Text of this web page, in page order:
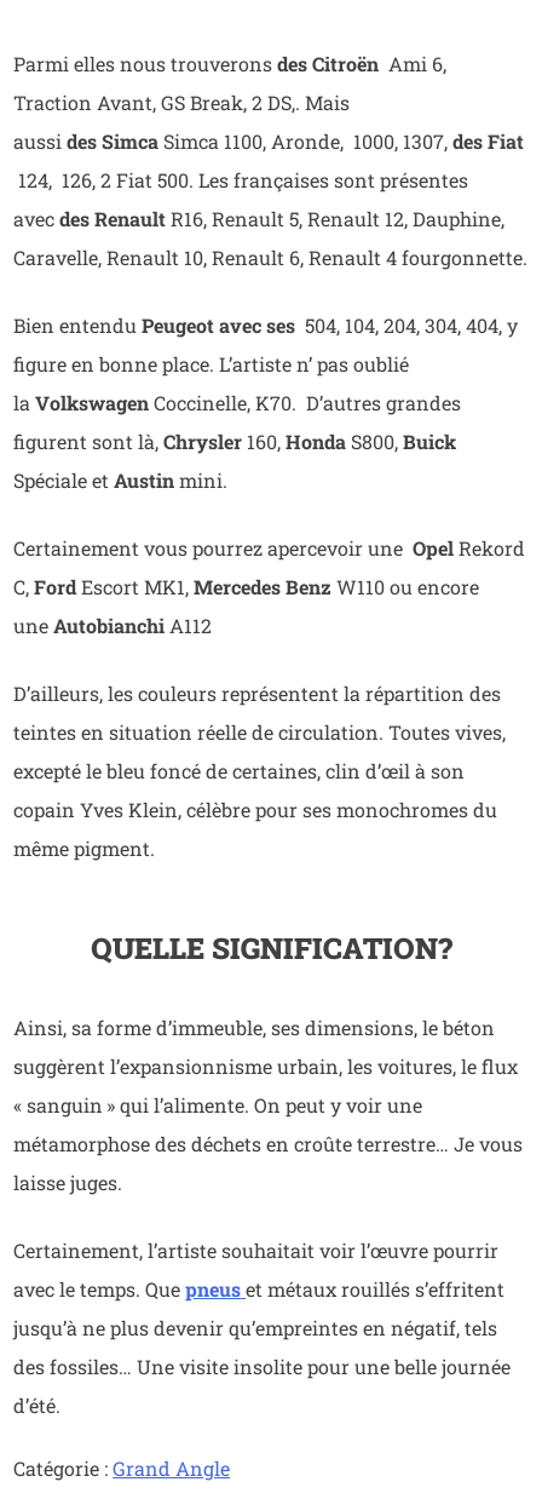
Parmi elles nous trouveronsdes Citroën Ami 6,
Traction Avant, GS Break, 2 DS,. Mais
aussides Simca Simca 1100, Aronde, 1000, 1307,des Fiat
124, 126, 2 Fiat 500. Les françaises sont présentes
avecdes RenaultR16, Renault 5, Renault 12, Dauphine,
Caravelle, Renault 10, Renault 6, Renault 4 fourgonnette.
Bien entendu Peugeot avec ses 504, 104, 204, 304, 404, y
figure en bonne place. L’artiste n’ pas oublié
laVolkswagenCoccinelle, K70. D’autres grandes
figurent sont là,Chrysler 160,Honda S800,Buick
Spéciale etAustinmini.
Certainement vous pourrez apercevoir uneOpelRekord
C,FordEscort MK1,Mercedes Benz W110 ou encore
uneAutobianchi A112
D’ailleurs, les couleurs représentent la répartition des
teintes en situation réelle de circulation. Toutes vives,
excepté le bleu foncé de certaines, clin d’œil à son
copain Yves Klein, célèbre pour ses monochromes du
même pigment.
QUELLE SIGNIFICATION ?
Ainsi, sa forme d’immeuble, ses dimensions, le béton
suggèrent l’expansionnisme urbain, les voitures, le flux
« sanguin » qui l’alimente. On peut y voir une
métamorphose des déchets en croûte terrestre… Je vous
laisse juges.
Certainement, l’artiste souhaitait voir l’œuvre pourrir
avec le temps. Quepneus et métaux rouillés s’effritent
jusqu’à ne plus devenir qu’empreintes en négatif, tels
des fossiles… Une visite insolite pour une belle journée
d’été.
Catégorie :Grand Angle